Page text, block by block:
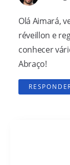
Olá Aimará,
réveillon e
conhecer
Abraço!